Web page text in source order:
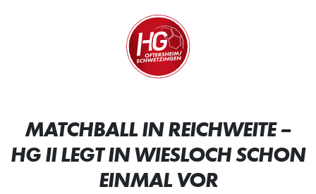
Zur Startseite
MATCHBALL IN REICHWEITE –
HG II LEGT IN WIESLOCH SCHON
EINMAL VOR